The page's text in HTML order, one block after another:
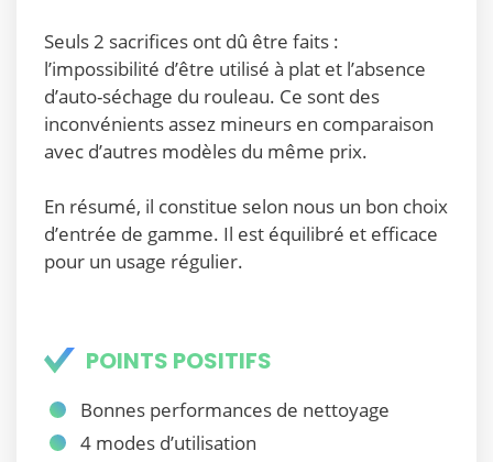
Seuls 2 sacrifices ont dû être faits :
l’impossibilité d’être utilisé à plat et l’absence
d’auto-séchage du rouleau. Ce sont des
inconvénients assez mineurs en comparaison
avec d’autres modèles du même prix.
En résumé, il constitue selon nous un bon choix
d’entrée de gamme. Il est équilibré et efficace
pour un usage régulier.
POINTS POSITIFS
Bonnes performances de nettoyage
4 modes d’utilisation